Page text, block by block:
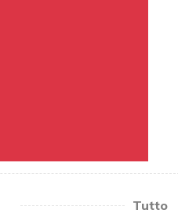
Tutto